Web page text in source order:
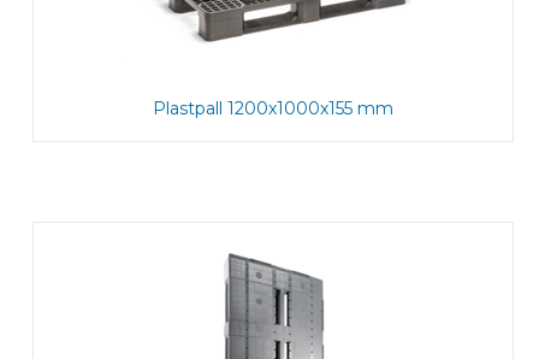
Plastpall 1200x1000x155 mm